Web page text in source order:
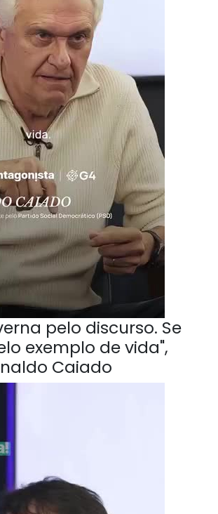
pelo discurso. Se
exemplo de vida",
Caiado